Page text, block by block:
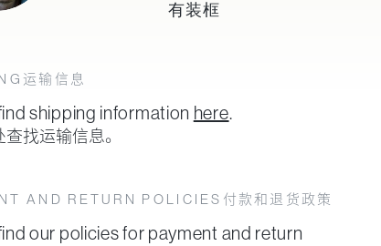
有装框
运输信息
shipping information here.
找运输信息。
AND RETURN POLICIES 付款和退货政策
our policies for payment and return